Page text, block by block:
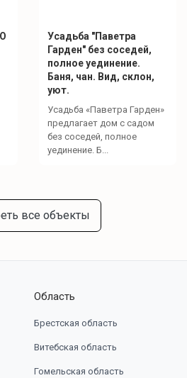
Усадьба "Паветра
Гарден" без соседей,
полное уединение.
Баня, чан. Вид, склон,
уют.
Усадьба «Паветра Гарден»
предлагает дом с садом
без соседей, полное
уединение. Б...
все объекты
Область
Брестская область
Витебская область
Гомельская область